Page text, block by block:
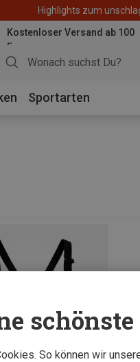
Highlights zum
Kostenloser Versand ab 100
Euro
Sportarten
So können wir